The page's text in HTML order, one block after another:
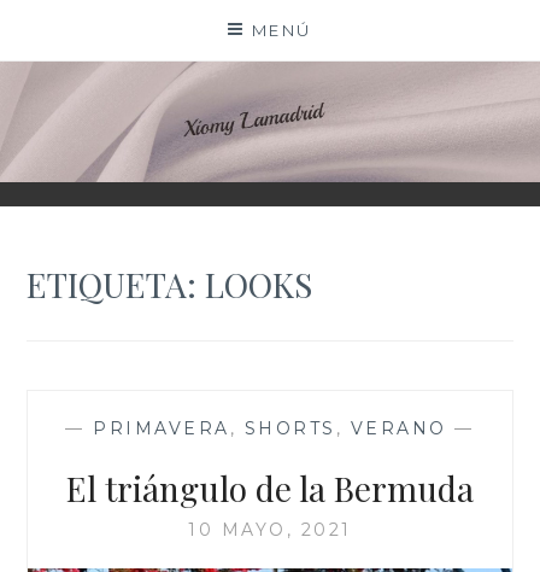
contenido
MENÚ
XIOMY LAMADRID
ETIQUETA:LOOKS
— PRIMAVERA , SHORTS , VERANO —
El triángulo de la Bermuda
10 MAYO, 2021